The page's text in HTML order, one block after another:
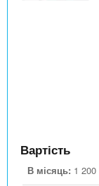
Вартість
В місяць: 1 200